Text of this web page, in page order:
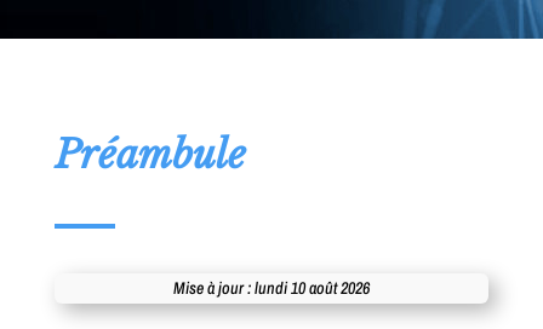
Préambule
Mise à jour : lundi 10 août 2026